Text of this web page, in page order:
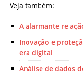
Veja também:
A alarmante
Inovação e
era digital
Análise de dados